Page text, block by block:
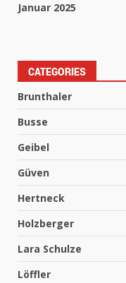
Januar 2025
CATEGORIES
Brunthaler
Busse
Geibel
Güven
Hertneck
Holzberger
Lara Schulze
Löffler